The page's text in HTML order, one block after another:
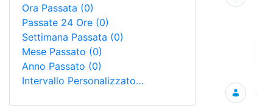
Ora Passata (0)
Passate 24 Ore (0)
Settimana Passata (0)
Mese Passato (0)
Anno Passato (0)
Intervallo Personalizzato…